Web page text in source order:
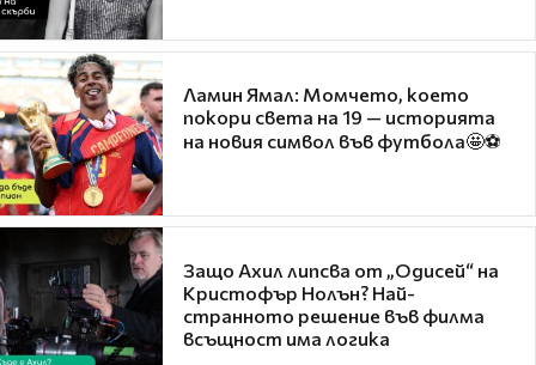
Ламин Ямал: Момчето, което
покори света на 19 — историята
на новия символ във футбола🤩⚽
Защо Ахил липсва от „Одисей“ на
Кристофър Нолън? Най-
странното решение във филма
всъщност има логика